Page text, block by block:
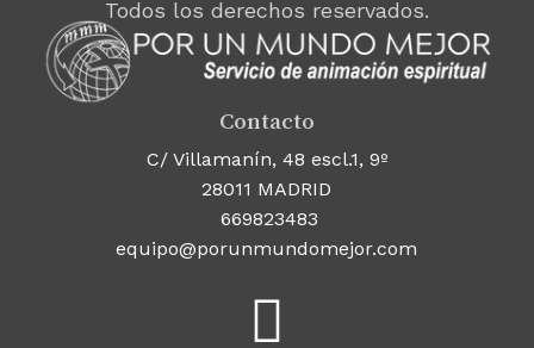
Todos los derechos reservados.
Contacto
C/ Villamanín, 48 escl.1, 9º
28011 MADRID
669823483
equipo@porunmundomejor.com